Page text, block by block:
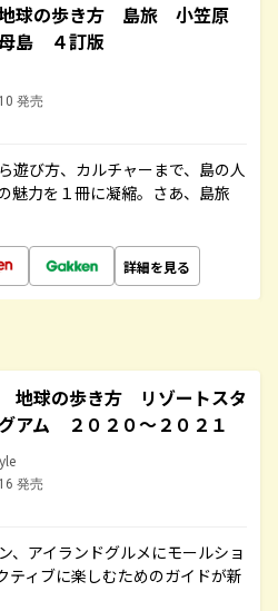
球の歩き方 島旅 小笠原
島 ４訂版
発売
遊び方、カルチャーまで、島の人
魅力を１冊に凝縮。さあ、島旅
詳細を見る
地球の歩き方 リゾートスタ
アム ２０２０～２０２１
発売
、アイランドグルメにモールショ
ティブに楽しむためのガイドが新